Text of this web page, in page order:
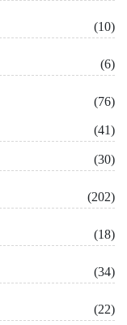
(10)
(6)
(76)
(41)
(30)
(202)
(18)
(34)
(22)